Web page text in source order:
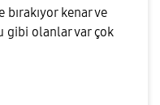
kenar ve
gibi olanlar var çok